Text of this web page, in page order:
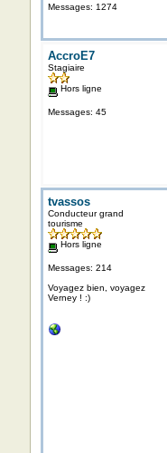
Messages: 1274
AccroE7
Stagiaire
Hors ligne
Messages: 45
tvassos
Conducteur grand
tourisme
Hors ligne
Messages: 214
Voyagez bien, voyagez
Verney ! :)